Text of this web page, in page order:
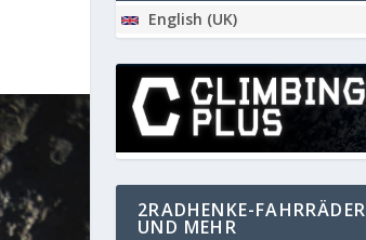
English (UK)
2RADHENKE-FAHRRÄDER
UND MEHR